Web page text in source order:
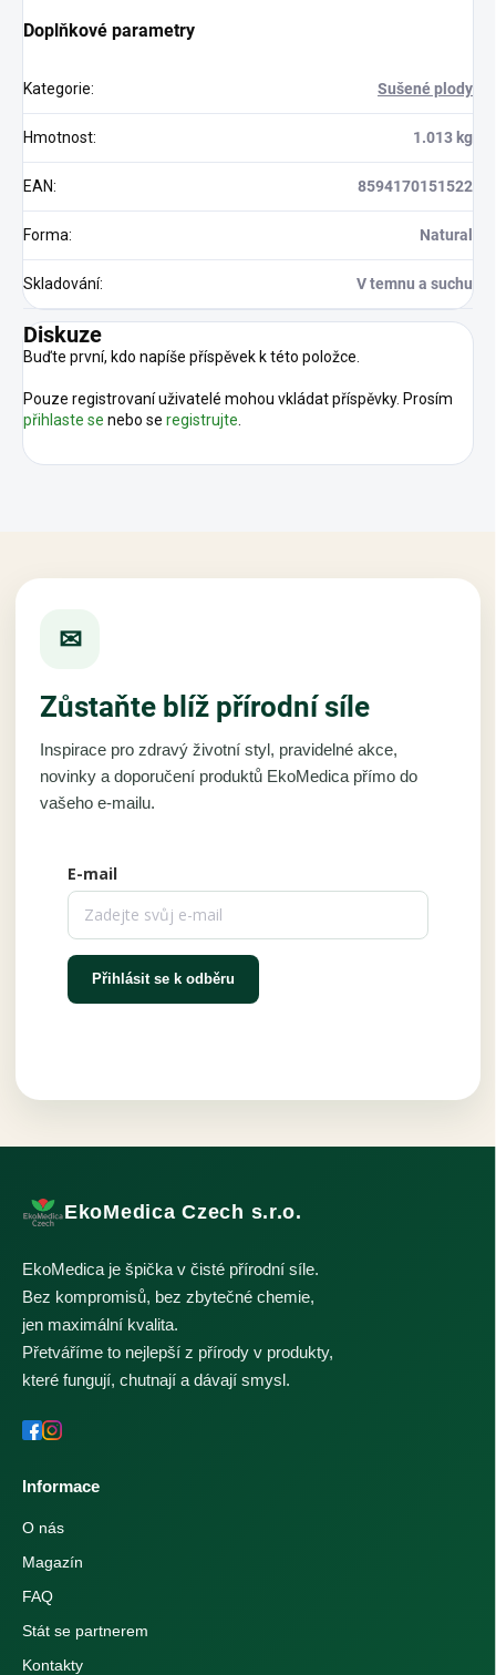
Doplňkové parametry
Kategorie: Sušené plody
Hmotnost: 1.013 kg
EAN: 8594170151522
Forma: Natural
Skladování: V temnu a suchu
Diskuze
Buďte první, kdo napíše příspěvek k této položce.
Pouze registrovaní uživatelé mohou vkládat příspěvky. Prosím
přihlaste se nebo se registrujte.
✉
Zůstaňte blíž přírodní síle
Inspirace pro zdravý životní styl, pravidelné akce,
novinky a doporučení produktů EkoMedica přímo do
vašeho e-mailu.
E-mail
Přihlásit se k odběru
EkoMedica Czech s.r.o.
EkoMedica je špička v čisté přírodní síle.
Bez kompromisů, bez zbytečné chemie,
jen maximální kvalita.
Přetváříme to nejlepší z přírody v produkty,
které fungují, chutnají a dávají smysl.
Informace
O nás
Magazín
FAQ
Stát se partnerem
Kontakty